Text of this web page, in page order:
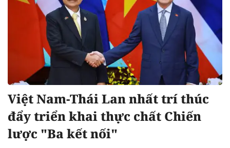
Việt Nam-Thái Lan nhất trí thúc
đẩy triển khai thực chất Chiến
lược "Ba kết nối"